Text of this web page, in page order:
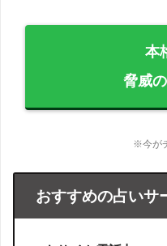
本
脅威
※今が
おすすめの占いサ